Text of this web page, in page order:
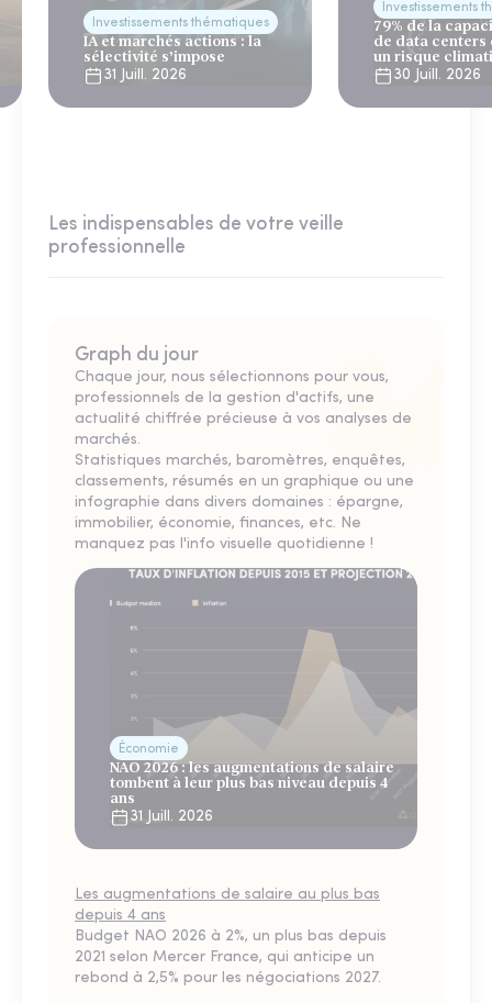
Investissements thématiques
IA et marchés actions : la
sélectivité s’impose
31 Juill. 2026
Investissements
79% de la
de data centers
un risque
30 Juill. 2026
Les indispensables de votre veille
professionnelle
Graph du jour
Chaque jour, nous sélectionnons pour vous,
professionnels de la gestion d'actifs, une
actualité chiffrée précieuse à vos analyses de
marchés.
Statistiques marchés, baromètres, enquêtes,
classements, résumés en un graphique ou une
infographie dans divers domaines : épargne,
immobilier, économie, finances, etc. Ne
manquez pas l'info visuelle quotidienne !
Économie
NAO 2026 : les augmentations de salaire
tombent à leur plus bas niveau depuis 4
ans
31 Juill. 2026
Les augmentations de salaire au plus bas
depuis 4 ans
Budget NAO 2026 à 2%, un plus bas depuis
2021 selon Mercer France, qui anticipe un
rebond à 2,5% pour les négociations 2027.